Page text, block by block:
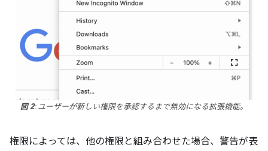
図 2: ユーザーが新しい権限を承認するまで無効になる拡張機能。
権限によっては、他の権限と組み合わせた場合、警告が表